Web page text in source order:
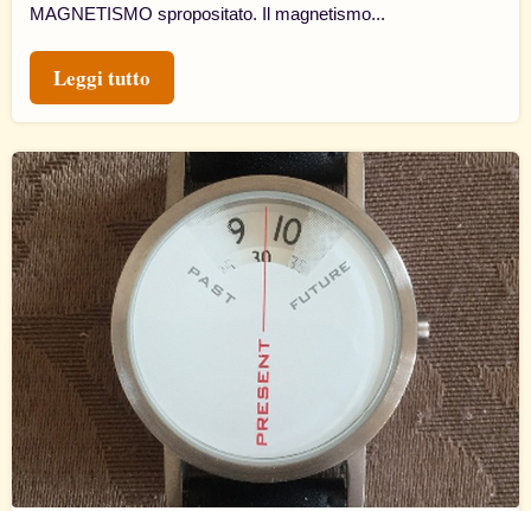
MAGNETISMO spropositato. Il magnetismo...
Leggi tutto